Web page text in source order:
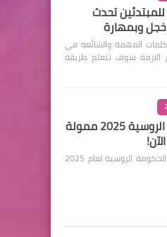
للمبتدئين تحدث
خجل وبمهارة
المهمة والشائعة في
الازمة سوف تتعلم طريقة
منحة الحكومة الروسية 2025 ممولة
منحة الحكومة الروسية 2025 منحة الحكومة الروسية لعام 2025